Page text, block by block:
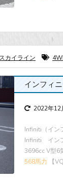
カイライン
インフィ
2022年12
Infiniti（イン
Infiniti イン
3696cc V型6
568馬力 【